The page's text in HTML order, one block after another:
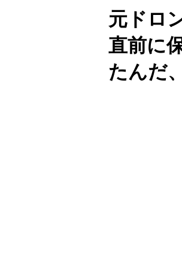
元ドロ
直前に
たんだ